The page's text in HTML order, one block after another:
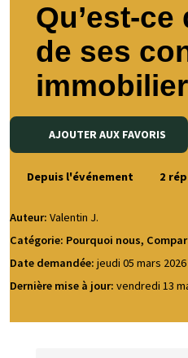
Qu’est-
de ses
AJOUTER AUX FAVORIS
Depuis l'événement 2
Auteur: Valentin J.
Catégorie: Pourquoi nous,
Date demandée: jeudi 05 mars
Dernière mise à jour: vendredi 13